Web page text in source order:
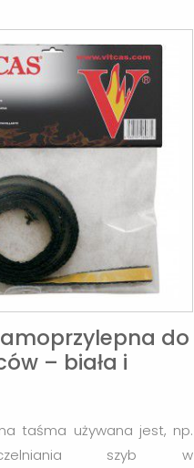
do
– biała i
taśma używana jest, np.
szyb w